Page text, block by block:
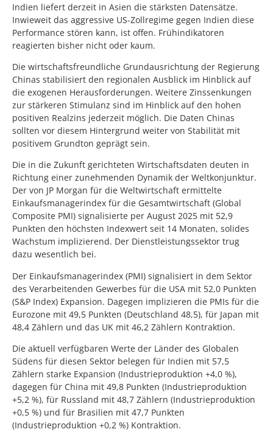
Indien liefert derzeit in Asien die stärksten Datensätze.
Inwieweit das aggressive US-Zollregime gegen Indien diese
Performance stören kann, ist offen. Frühindikatoren
reagierten bisher nicht oder kaum.
Die wirtschaftsfreundliche Grundausrichtung der Regierung
Chinas stabilisiert den regionalen Ausblick im Hinblick auf
die exogenen Herausforderungen. Weitere Zinssenkungen
zur stärkeren Stimulanz sind im Hinblick auf den hohen
positiven Realzins jederzeit möglich. Die Daten Chinas
sollten vor diesem Hintergrund weiter von Stabilität mit
positivem Grundton geprägt sein.
Die in die Zukunft gerichteten Wirtschaftsdaten deuten in
Richtung einer zunehmenden Dynamik der Weltkonjunktur.
Der von JP Morgan für die Weltwirtschaft ermittelte
Einkaufsmanagerindex für die Gesamtwirtschaft (Global
Composite PMI) signalisierte per August 2025 mit 52,9
Punkten den höchsten Indexwert seit 14 Monaten, solides
Wachstum implizierend. Der Dienstleistungssektor trug
dazu wesentlich bei.
Der Einkaufsmanagerindex (PMI) signalisiert in dem Sektor
des Verarbeitenden Gewerbes für die USA mit 52,0 Punkten
(S&P Index) Expansion. Dagegen implizieren die PMIs für die
Eurozone mit 49,5 Punkten (Deutschland 48,5), für Japan mit
48,4 Zählern und das UK mit 46,2 Zählern Kontraktion.
Die aktuell verfügbaren Werte der Länder des Globalen
Südens für diesen Sektor belegen für Indien mit 57,5
Zählern starke Expansion (Industrieproduktion +4,0 %),
dagegen für China mit 49,8 Punkten (Industrieproduktion
+5,2 %), für Russland mit 48,7 Zählern (Industrieproduktion
+0,5 %) und für Brasilien mit 47,7 Punkten
(Industrieproduktion +0,2 %) Kontraktion.